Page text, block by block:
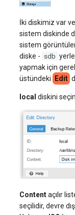
İki diskimiz var
sistem diskinde
sistem
diske - sdb
yapmak için
üstündeki
Edit
local diskini
Contentaçılır
seçilidir, devre